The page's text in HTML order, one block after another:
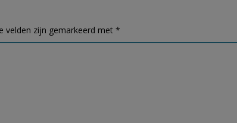
velden zijn gemarkeerd met *